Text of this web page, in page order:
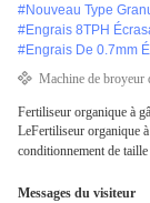
#Nouveau Type
#Engrais 8TPH
#Engrais De 0.7mm
Machine de broyeur
Fertiliseur organique à
LeFertiliseur organique
conditionnement de taille
Messages du visiteur